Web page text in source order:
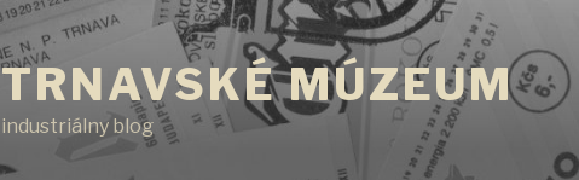
TRNAVSKÉ MÚZEUM
industriálny blog